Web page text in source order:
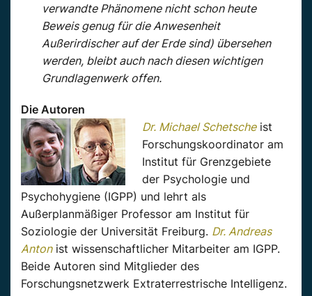
verwandte Phänomene nicht schon heute
Beweis genug für die Anwesenheit
Außerirdischer auf der Erde sind) übersehen
werden, bleibt auch nach diesen wichtigen
Grundlagenwerk offen.
Die Autoren
Dr. Michael Schetscheist
Forschungskoordinator am
Institut für Grenzgebiete
der Psychologie und
Psychohygiene (IGPP) und lehrt als
Außerplanmäßiger Professor am Institut für
Soziologie der Universität Freiburg. Dr. Andreas
Antonist wissenschaftlicher Mitarbeiter am IGPP.
Beide Autoren sind Mitglieder des
Forschungsnetzwerk Extraterrestrische Intelligenz.